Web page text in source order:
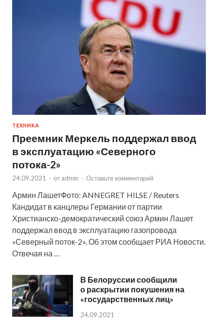
ТЕХНИКА
Преемник Меркель поддержал ввод
в эксплуатацию «Северного
потока-2»
24.09.2021 - от admin - Оставьте комментарий
Армин ЛашетФото: ANNEGRET HILSE / Reuters
Кандидат в канцлеры Германии от партии
Христианско-демократический союз Армин Лашет
поддержал ввод в эксплуатацию газопровода
«Северный поток-2». Об этом сообщает РИА Новости.
Отвечая на …
В Белоруссии сообщили
о раскрытии покушения на
«государственных лиц»
24.09.2021